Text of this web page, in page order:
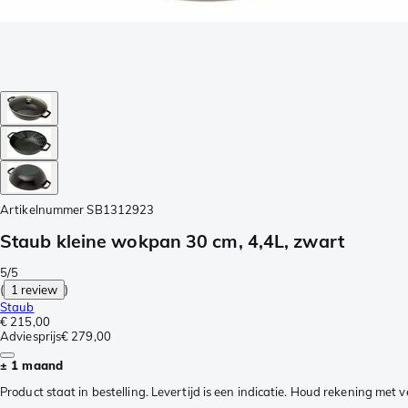
Artikelnummer SB1312923
Staub kleine wokpan 30 cm, 4,4L, zwart
5/5
( 1 review )
Staub
€ 215,00
Adviesprijs€ 279,00
± 1 maand
Product staat in bestelling. Levertijd is een indicatie. Houd rekening met